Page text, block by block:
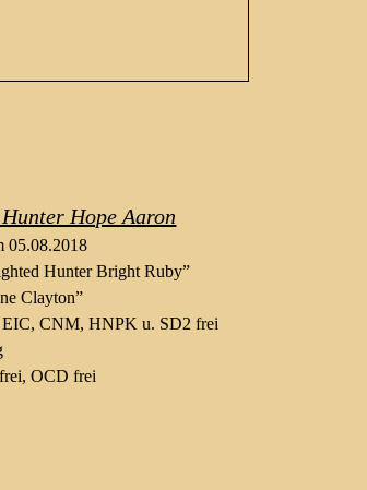
Hope Aaron
05.08.2018
Hunter Bright Ruby”
Clayton”
CNM, HNPK u. SD2 frei
OCD frei